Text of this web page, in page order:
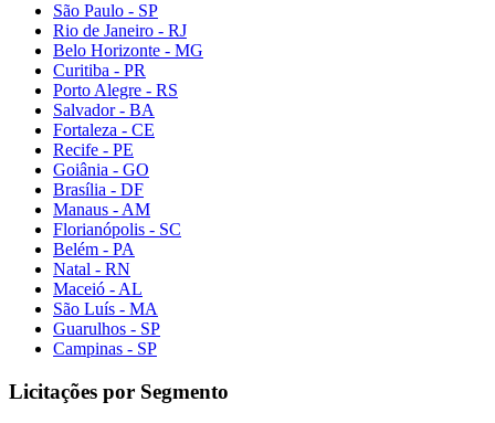
São Paulo - SP
Rio de Janeiro - RJ
Belo Horizonte - MG
Curitiba - PR
Porto Alegre - RS
Salvador - BA
Fortaleza - CE
Recife - PE
Goiânia - GO
Brasília - DF
Manaus - AM
Florianópolis - SC
Belém - PA
Natal - RN
Maceió - AL
São Luís - MA
Guarulhos - SP
Campinas - SP
Licitações por Segmento